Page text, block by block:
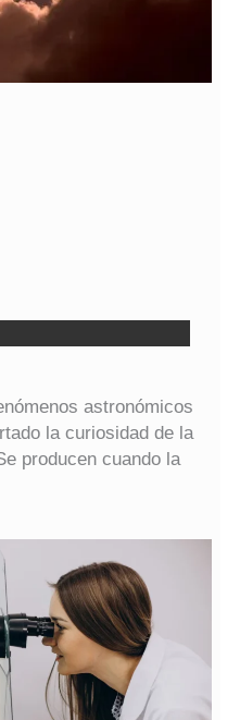
astronómicos
la curiosidad de la
producen cuando la